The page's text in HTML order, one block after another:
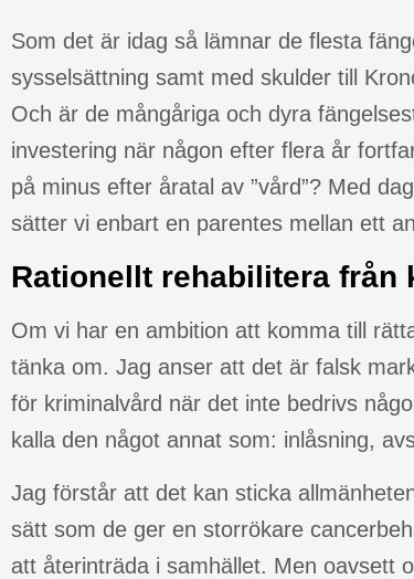
Som det är idag så lämnar de flesta
sysselsättning samt med skulder till
Och är de mångåriga och dyra
investering när någon efter flera år
på minus efter åratal av ”vård”? Med
sätter vi enbart en parentes mellan ett
Rationellt rehabilitera från
Om vi har en ambition att komma till
tänka om. Jag anser att det är falsk
för kriminalvård när det inte bedrivs
kalla den något annat som: inlåsning,
Jag förstår att det kan sticka
sätt som de ger en storrökare
att återinträda i samhället. Men oavsett